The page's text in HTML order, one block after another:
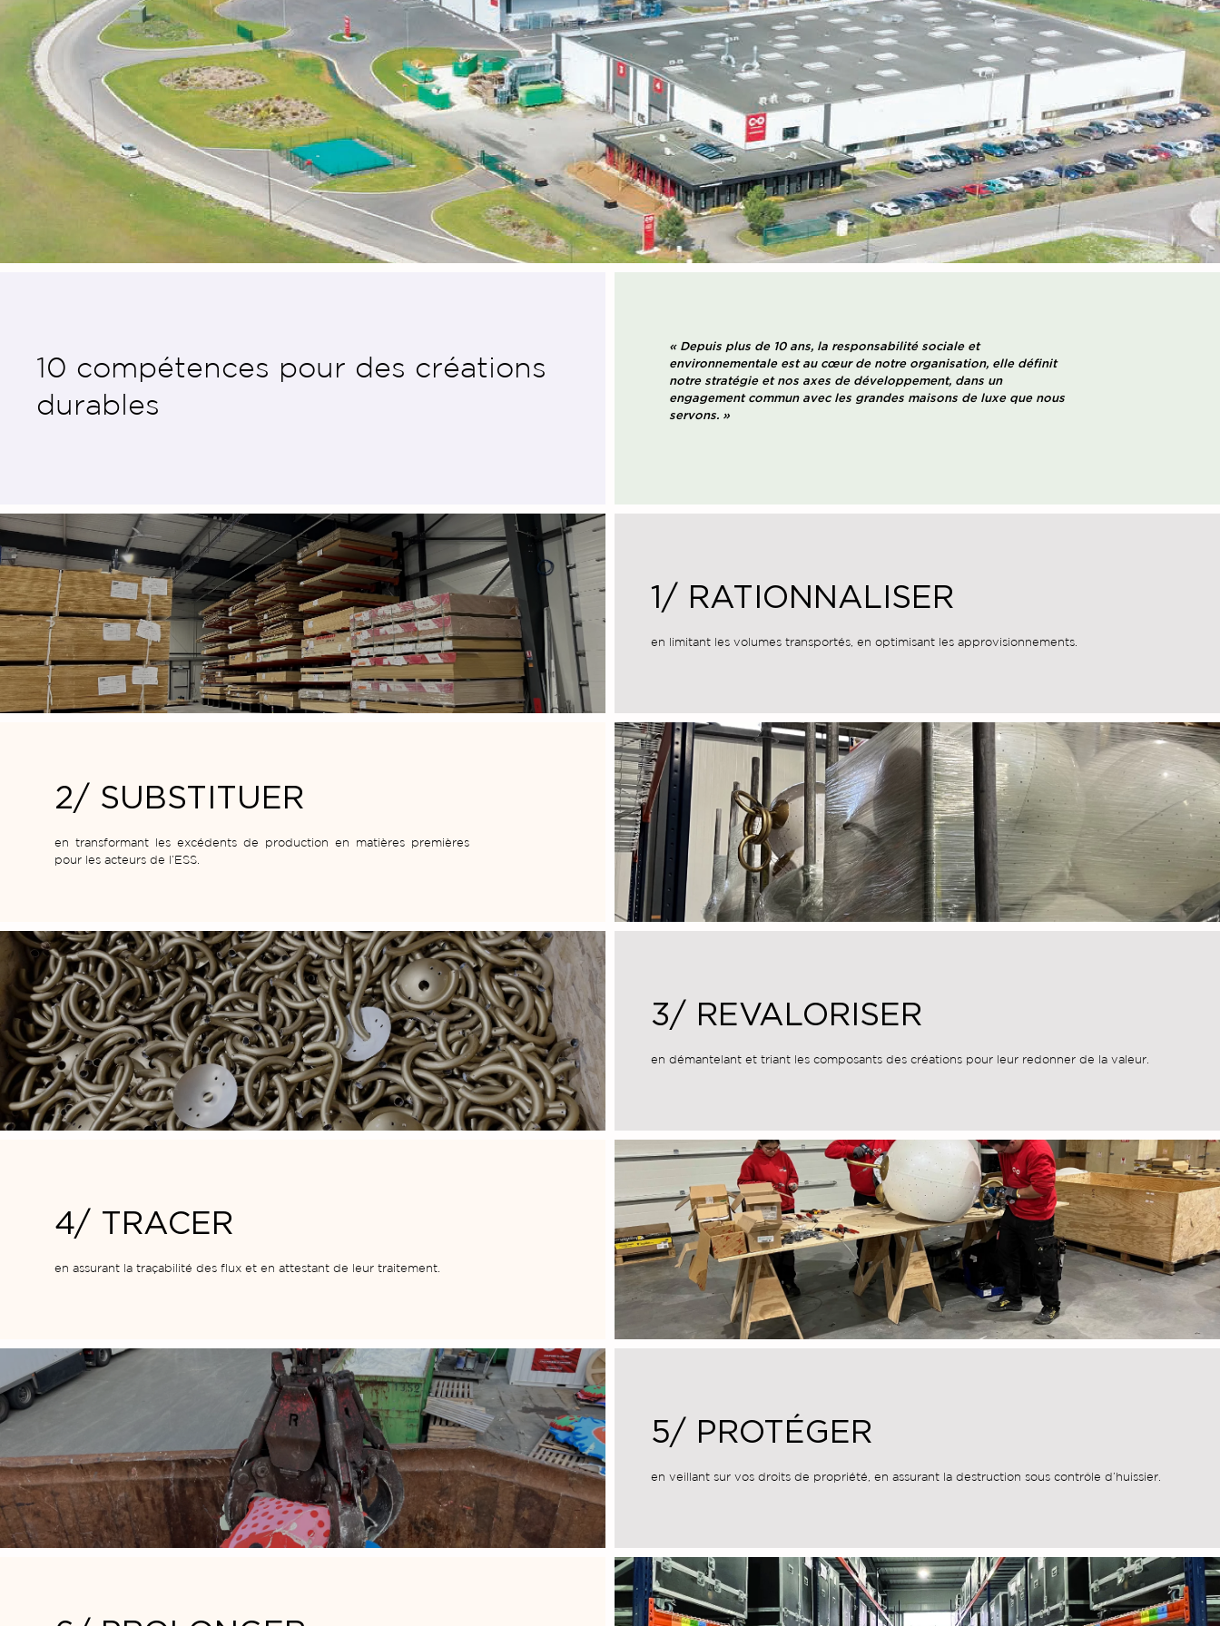
10 compétences pour des créations
durables
« Depuis plus de 10 ans, la responsabilité sociale et
environnementale est au cœur de notre organisation, elle définit
notre stratégie et nos axes de développement, dans un
engagement commun avec les grandes maisons de luxe que nous
servons. »
1/ RATIONNALISER
en limitant les volumes transportés, en optimisant les approvisionnements.
2/ SUBSTITUER
en transformant les excédents de production en matières premières
pour les acteurs de l’ESS.
3/ REVALORISER
en démantelant et triant les composants des créations pour leur redonner de la valeur.
4/ TRACER
en assurant la traçabilité des flux et en attestant de leur traitement.
5/ PROTÉGER
en veillant sur vos droits de propriété, en assurant la destruction sous contrôle d’huissier.